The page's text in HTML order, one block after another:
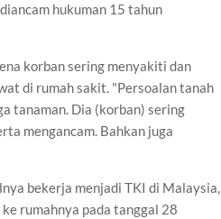
hukuman 15 tahun
korban sering menyakiti dan
di rumah sakit. "Persoalan tanah
tanaman. Dia (korban) sering
mengancam. Bahkan juga
bekerja menjadi TKI di Malaysia,
rumahnya pada tanggal 28